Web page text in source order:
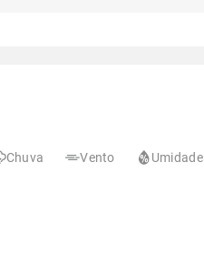
Chuva Vento Umidade